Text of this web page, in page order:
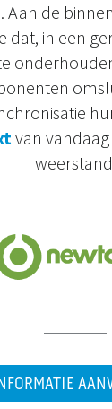
Aan de
dat, in een
van